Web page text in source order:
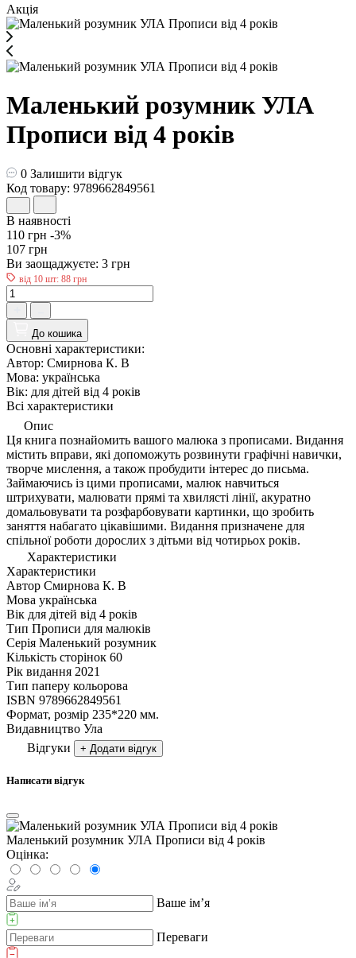
Акція
Маленький розумник УЛА
Прописи від 4 років
0 Залишити відгук
Код товару: 9789662849561
В наявності
110 грн -3%
107 грн
Ви заощаджуєте: 3 грн
від 10 шт: 88 грн
До кошика
Основні характеристики:
Автор: Смирнова К. В
Мова: українська
Вік: для дiтей від 4 років
Всі характеристики
Опис
Ця книга познайомить вашого малюка з прописами. Видання
містить вправи, які допоможуть розвинути графічні навички,
творче мислення, а також пробудити інтерес до письма.
Займаючись із цими прописами, малюк навчиться
штрихувати, малювати прямі та хвилясті лінії, акуратно
домальовувати та розфарбовувати картинки, що зробить
заняття набагато цікавішими. Видання призначене для
спільної роботи дорослих з дітьми від чотирьох років.
Характеристики
Характеристики
Автор Смирнова К. В
Мова українська
Вік для дiтей від 4 років
Тип Прописи для малюків
Серія Маленький розумник
Кількість сторінок 60
Рік видання 2021
Тип паперу кольорова
ISBN 9789662849561
Формат, розмір 235*220 мм.
Видавництво Ула
Відгуки
+ Додати відгук
Написати відгук
Маленький розумник УЛА Прописи від 4 років
Оцінка:
Ваше ім’я
Переваги